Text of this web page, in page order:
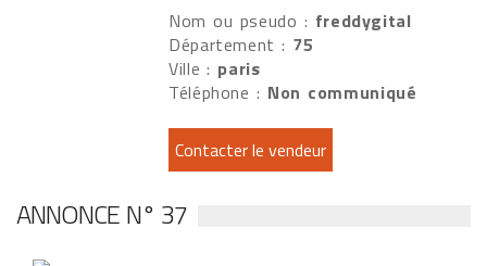
Nom ou pseudo : freddygital
Département : 75
Ville : paris
Téléphone : Non communiqué
ANNONCE N° 37